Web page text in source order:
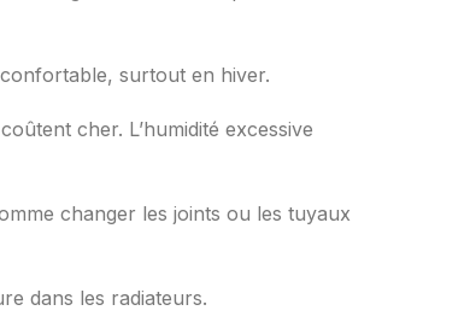
surtout en hiver.
cher. L’humidité excessive
changer les joints ou les tuyaux
dans les radiateurs.